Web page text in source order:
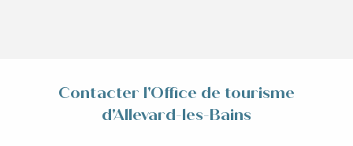
Contacter l'Office de tourisme
d'Allevard-les-Bains